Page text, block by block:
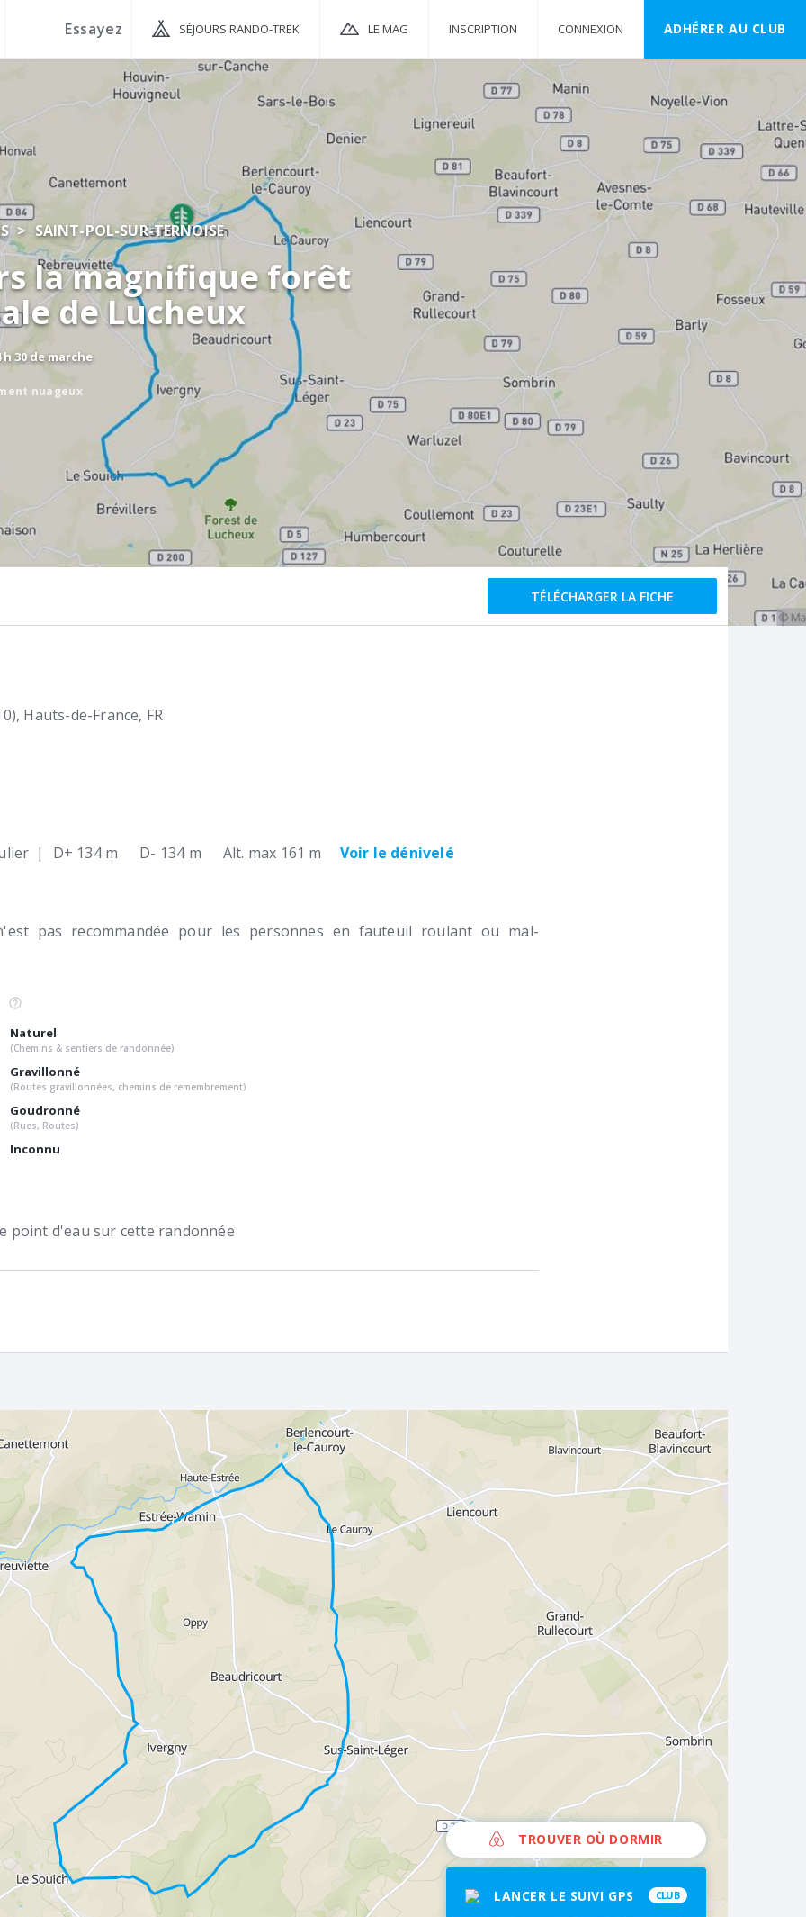
SÉJOURS RANDO-TREK LE MAG INSCRIPTION CONNEXION ADHÉRER AU CLUB
SAINT-POL-SUR-TERNOISE
la magnifique forêt
de Lucheux
30 de marche
nuageux
TÉLÉCHARGER LA FICHE
Hauts-de-France FR
| D+ 134 m D- 134 m Alt. max 161 m Voir le dénivelé
pas recommandée pour les personnes en fauteuil roulant ou mal-
Naturel
(Chemins & sentiers de randonnée)
Gravillonné
(Routes gravillonnées, chemins de remembrement)
Goudronné
(Rues, Routes)
Inconnu
point d'eau sur cette randonnée
TROUVER OÙ DORMIR
LANCER LE SUIVI GPS CLUB